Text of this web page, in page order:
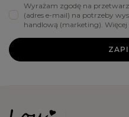
Wyrażam zgodę na
(adres e-mail) na potrzeby
handlową (marketing). Więcej